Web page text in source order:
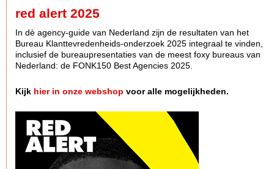
red alert 2025
In dè agency-guide van Nederland zijn de resultaten van het
Bureau Klanttevredenheids-onderzoek 2025 integraal te vinden,
inclusief de bureaupresentaties van de meest foxy bureaus van
Nederland: de FONK150 Best Agencies 2025.
Kijk hier in onze webshop voor alle mogelijkheden.